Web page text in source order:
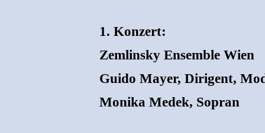
1. Konzert:
Zemlinsky Ensemble Wien
Guido Mayer, Dirigent,
Monika Medek, Sopran